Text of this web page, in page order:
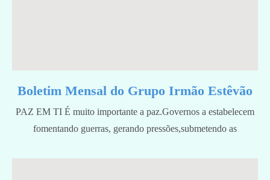
Boletim Mensal do Grupo Irmão Estêvão
PAZ EM TI É muito importante a paz.Governos a estabelecem
fomentando guerras, gerando pressões,submetendo as